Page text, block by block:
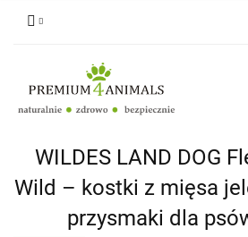
WILDES LAND DOG
Wild – kostki z mięsa
przysmaki dla